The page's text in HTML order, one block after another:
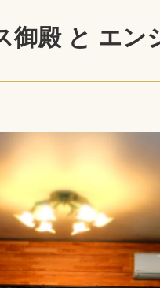
御殿 と エ